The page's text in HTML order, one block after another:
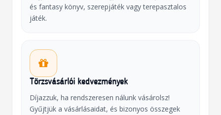
és fantasy könyv, szerepjáték vagy terepasztalos
játék.
Törzsvásárlói kedvezmények
Díjazzuk, ha rendszeresen nálunk vásárolsz!
Gyűjtjük a vásárlásaidat, és bizonyos összegek